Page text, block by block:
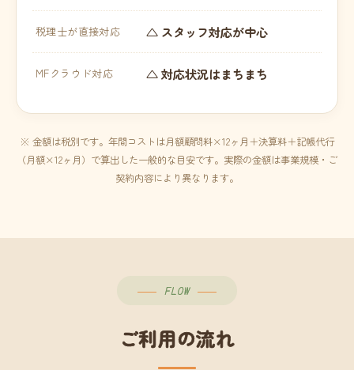
税理士が直接対応 △ スタッフ対応が中心
MFクラウド対応 △ 対応状況はまちまち
※ 金額は税別です。年間コストは月額顧問料×12ヶ月＋決算料＋記帳代行
（月額×12ヶ月）で算出した一般的な目安です。実際の金額は事業規模・ご
契約内容により異なります。
FLOW
ご利用の流れ